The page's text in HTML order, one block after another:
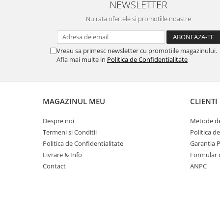
Periferice PC si accesorii
Casti
Laminatoare
Folii laminare
Accesorii mobilier
Ghilotine și Trimmere
Calculatoare de birou
NEWSLETTER
Nu rata ofertele si promotiile noastre
Vreau sa primesc newsletter cu promotiile magazinului.
Afla mai multe in Politica de Confidentialitate
MAGAZINUL MEU
Despre noi
Termeni si Conditii
Politica de Confidentialitate
Livrare & Info
Contact
CLIENTI
Metode
Politica
Garantia
Formular
ANPC